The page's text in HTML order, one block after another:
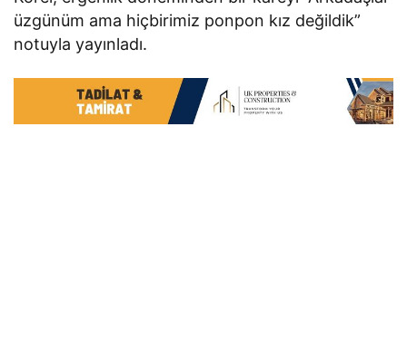
üzgünüm ama hiçbirimiz ponpon kız değildik”
notuyla yayınladı.